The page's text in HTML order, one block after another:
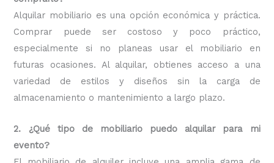
Alquilar mobiliario es una opción económica y práctica.
Comprar puede ser costoso y poco práctico,
especialmente si no planeas usar el mobiliario en
futuras ocasiones. Al alquilar, obtienes acceso a una
variedad de estilos y diseños sin la carga de
almacenamiento o mantenimiento a largo plazo.
2. ¿Qué tipo de mobiliario puedo alquilar para mi
evento?